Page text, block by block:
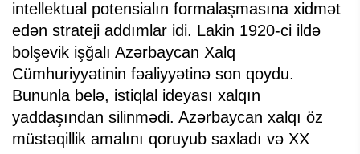
intellektual potensialın formalaşmasına xidmət
edən strateji addımlar idi. Lakin 1920-ci ildə
bolşevik işğalı Azərbaycan Xalq
Cümhuriyyətinin fəaliyyətinə son qoydu.
Bununla belə, istiqlal ideyası xalqın
yaddaşından silinmədi. Azərbaycan xalqı öz
müstəqillik amalını qoruyub saxladı və XX